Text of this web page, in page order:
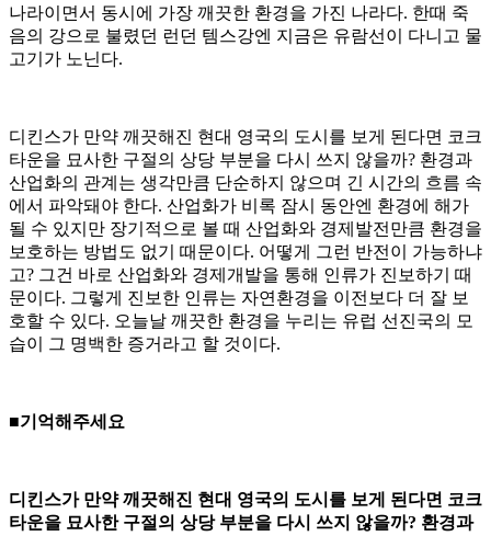
나라이면서 동시에 가장 깨끗한 환경을 가진 나라다. 한때 죽
음의 강으로 불렸던 런던 템스강엔 지금은 유람선이 다니고 물
고기가 노닌다.
디킨스가 만약 깨끗해진 현대 영국의 도시를 보게 된다면 코크
타운을 묘사한 구절의 상당 부분을 다시 쓰지 않을까? 환경과
산업화의 관계는 생각만큼 단순하지 않으며 긴 시간의 흐름 속
에서 파악돼야 한다. 산업화가 비록 잠시 동안엔 환경에 해가
될 수 있지만 장기적으로 볼 때 산업화와 경제발전만큼 환경을
보호하는 방법도 없기 때문이다. 어떻게 그런 반전이 가능하냐
고? 그건 바로 산업화와 경제개발을 통해 인류가 진보하기 때
문이다. 그렇게 진보한 인류는 자연환경을 이전보다 더 잘 보
호할 수 있다. 오늘날 깨끗한 환경을 누리는 유럽 선진국의 모
습이 그 명백한 증거라고 할 것이다.
■기억해주세요
디킨스가 만약 깨끗해진 현대 영국의 도시를 보게 된다면 코크
타운을 묘사한 구절의 상당 부분을 다시 쓰지 않을까? 환경과